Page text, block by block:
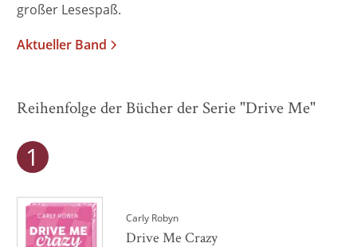
großer Lesespaß.
Aktueller Band
Reihenfolge der Bücher der Serie "Drive Me"
Carly Robyn
Drive Me Crazy